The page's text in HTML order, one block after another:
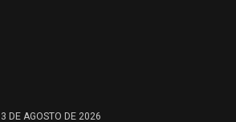
3 DE AGOSTO DE 2026